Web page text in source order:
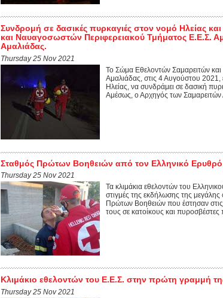
Συνδρομή σε δασικές πυρκαγιές στον νομό Ηλείας
και Ναυαγοσωστών Περιφερειακού Τμήματος Ε.Ε.Σ.
Αμαλιάδας.
Thursday 25 Nov 2021
Το Σώμα Εθελοντών Σαμαρειτών
Αμαλιάδας, στις 4 Αυγούστου
Ηλείας, να συνδράμει σε δασική
Αμέσως, ο Αρχηγός των Σαμαρειτών
Σταθμός Πρώτων Βοηθειών από τον Ελληνικό
Thursday 25 Nov 2021
Τα κλιμάκια εθελοντών του
στιγμές της εκδήλωσης της
Πρώτων Βοηθειών που έστησαν
τους σε κατοίκους και
Κλιμάκιο εθελοντών του Ε.Ε.Σ. στην πρώτη γραμμή
Thursday 25 Nov 2021